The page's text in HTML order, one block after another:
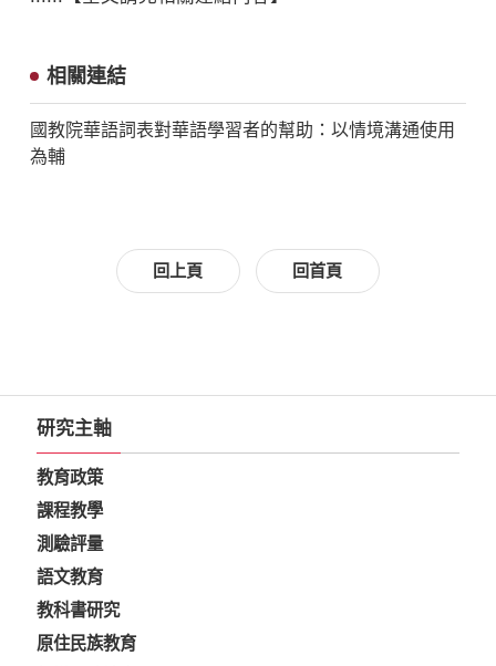
相關連結
國教院華語詞表對華語學習者的幫助：以情境溝通使用
為輔
回上頁 回首頁
研究主軸
教育政策
課程教學
測驗評量
語文教育
教科書研究
原住民族教育